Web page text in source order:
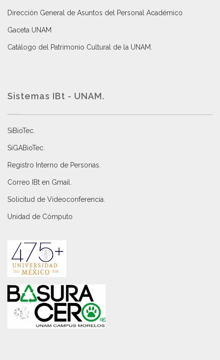
Dirección General de Asuntos del Personal Académico
Gaceta UNAM
Catálogo del Patrimonio Cultural de la UNAM.
Sistemas IBt - UNAM.
SiBioTec
SiGABioTec.
Registro Interno de Personas
Correo IBt en Gmail
Solicitud de Videoconferencia.
Unidad de Cómputo